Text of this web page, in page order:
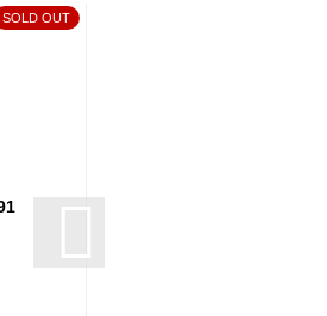
SOLD OUT